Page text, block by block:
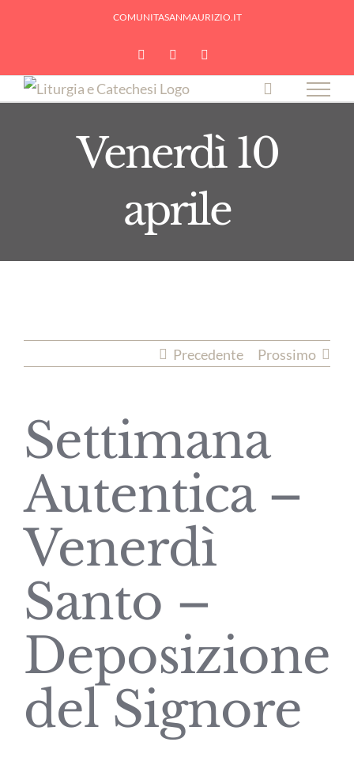
COMUNITASANMAURIZIO.IT
YouTubeFacebook
Venerdì 10
aprile
Precedente Prossimo
Settimana
Autentica –
Venerdì
Santo –
Deposizione
del Signore